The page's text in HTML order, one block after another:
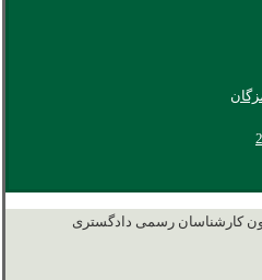
کارشناسان رسمی دادگستری